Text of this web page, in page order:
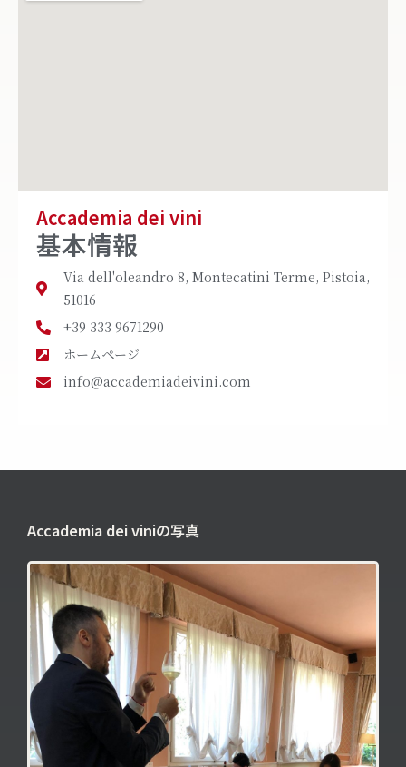
Accademia dei vini
基本情報
Via dell'oleandro 8, Montecatini Terme, Pistoia,
51016
+39 333 9671290
ホームページ
info@accademiadeivini.com
Accademia dei viniの写真